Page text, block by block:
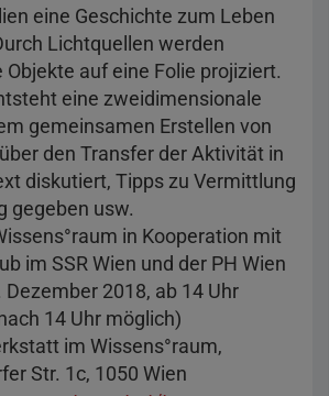
eine Geschichte zum Leben
Lichtquellen werden
auf eine Folie projiziert.
eine zweidimensionale
gemeinsamen Erstellen von
den Transfer der Aktivität in
diskutiert, Tipps zu Vermittlung
gegeben usw.
in Kooperation mit
im SSR Wien und der PH Wien
Dezember 2018, ab 14 Uhr
14 Uhr möglich)
im Wissens°raum,
Str. 1c, 1050 Wien